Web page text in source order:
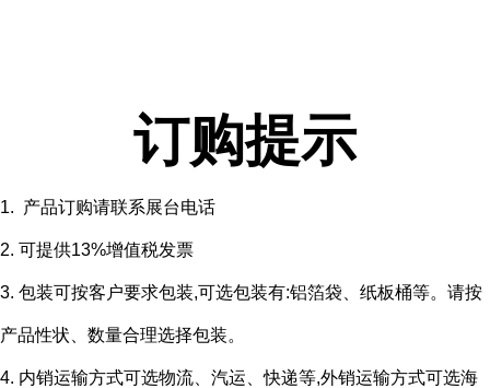
订购提示
1. 产品订购请联系展台电话
2. 可提供13%增值税发票
3. 包装可按客户要求包装,可选包装有:铝箔袋、纸板桶等。请按
产品性状、数量合理选择包装。
4. 内销运输方式可选物流、汽运、快递等,外销运输方式可选海